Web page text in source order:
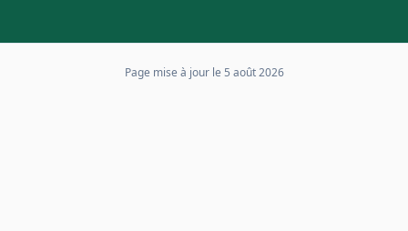
Page mise à jour le 5 août 2026